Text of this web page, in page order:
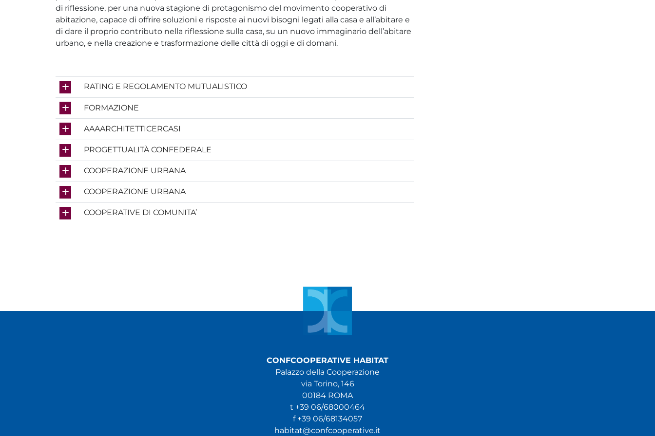
di riflessione, per una nuova stagione di protagonismo del movimento cooperativo di
abitazione, capace di offrire soluzioni e risposte ai nuovi bisogni legati alla casa e all’abitare e
di dare il proprio contributo nella riflessione sulla casa, su un nuovo immaginario dell’abitare
urbano, e nella creazione e trasformazione delle città di oggi e di domani.
RATING E REGOLAMENTO MUTUALISTICO
FORMAZIONE
AAAARCHITETTICERCASI
PROGETTUALITÀ CONFEDERALE
COOPERAZIONE URBANA
COOPERAZIONE URBANA
COOPERATIVE DI COMUNITA’
CONFCOOPERATIVE HABITAT
Palazzo della Cooperazione
via Torino, 146
00184 ROMA
t +39 06/68000464
f +39 06/68134057
habitat@confcooperative.it